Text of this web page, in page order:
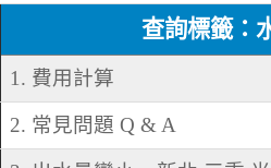
查詢標籤：
1. 費用計算
2. 常見問題 Q & A